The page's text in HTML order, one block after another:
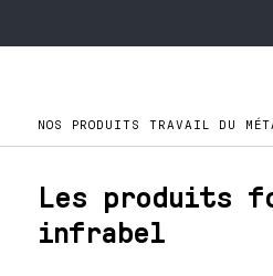
NOS PRODUITS TRAVAIL DU
Les produits
infrabel